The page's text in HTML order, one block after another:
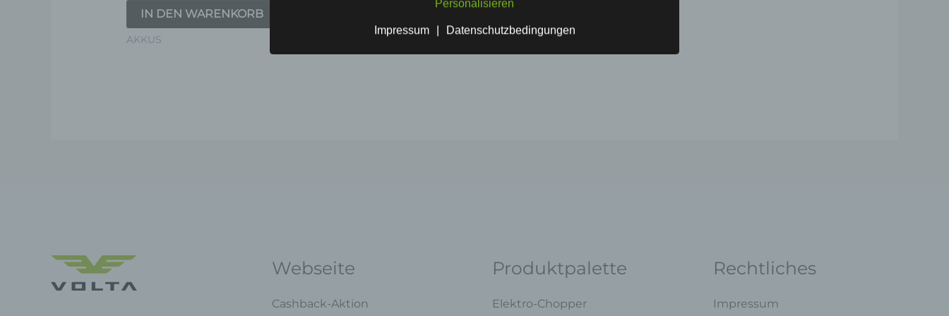
IN DEN WARENKORB
AKKUS
Webseite
Cashback-Aktion
Produktpalette
Elektro-Chopper
Rechtliches
Impressum
Profiling ist jede Art der automatisierten Verarbeitung personenbezogener
werden, um bestimmte persönliche Aspekte, die sich auf eine natürliche
Personalisieren
Impressum Datenschutzbedingungen